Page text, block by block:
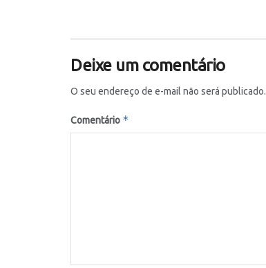
Deixe um comentário
O seu endereço de e-mail não será publicado.
Comentário *